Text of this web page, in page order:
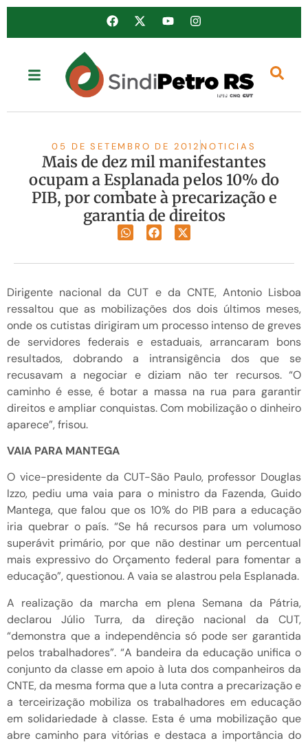
05 DE SETEMBRO DE 2012 NOTICIAS
Mais de dez mil manifestantes
ocupam a Esplanada pelos 10% do
PIB, por combate à precarização e
garantia de direitos
Dirigente nacional da CUT e da CNTE, Antonio Lisboa
ressaltou que as mobilizações dos dois últimos meses,
onde os cutistas dirigiram um processo intenso de greves
de servidores federais e estaduais, arrancaram bons
resultados, dobrando a intransigência dos que se
recusavam a negociar e diziam não ter recursos. “O
caminho é esse, é botar a massa na rua para garantir
direitos e ampliar conquistas. Com mobilização o dinheiro
aparece”, frisou.
VAIA PARA MANTEGA
O vice-presidente da CUT-São Paulo, professor Douglas
Izzo, pediu uma vaia para o ministro da Fazenda, Guido
Mantega, que falou que os 10% do PIB para a educação
iria quebrar o país. “Se há recursos para um volumoso
superávit primário, por que não destinar um percentual
mais expressivo do Orçamento federal para fomentar a
educação”, questionou. A vaia se alastrou pela Esplanada.
A realização da marcha em plena Semana da Pátria,
declarou Júlio Turra, da direção nacional da CUT,
“demonstra que a independência só pode ser garantida
pelos trabalhadores”. “A bandeira da educação unifica o
conjunto da classe em apoio à luta dos companheiros da
CNTE, da mesma forma que a luta contra a precarização e
a terceirização mobiliza os trabalhadores em educação
em solidariedade à classe. Esta é uma mobilização que
abre caminho para vitórias e destaca a importância do